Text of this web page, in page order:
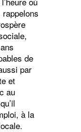
de
par
et
au
à la